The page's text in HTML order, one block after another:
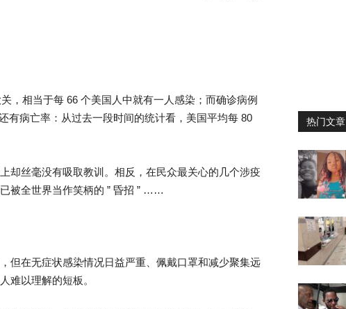
，相当于每 66 个美国人中就有一人感染；而确诊病例
有病亡率：从过去一段时间的统计看，美国平均每 80
却丝毫没有吸取教训。相反，在民众最关心的几个涉疫
被全世界当作笑柄的 ” 昏招 ” ……
但在无症状感染情况日益严重、佩戴口罩和减少聚集远
难以理解的短板。
热门文章